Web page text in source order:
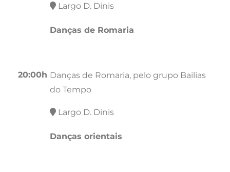
Largo D. Dinis
20:00h
Danças de Romaria
Danças de Romaria, pelo grupo Bailias
do Tempo
Largo D. Dinis
Danças orientais